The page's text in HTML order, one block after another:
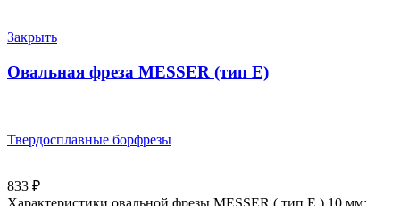
Закрыть
Овальная фреза MESSER (тип E)
Твердосплавные борфрезы
833 ₽
Характеристики овальной фрезы MESSER ( тип E ) 10 мм: